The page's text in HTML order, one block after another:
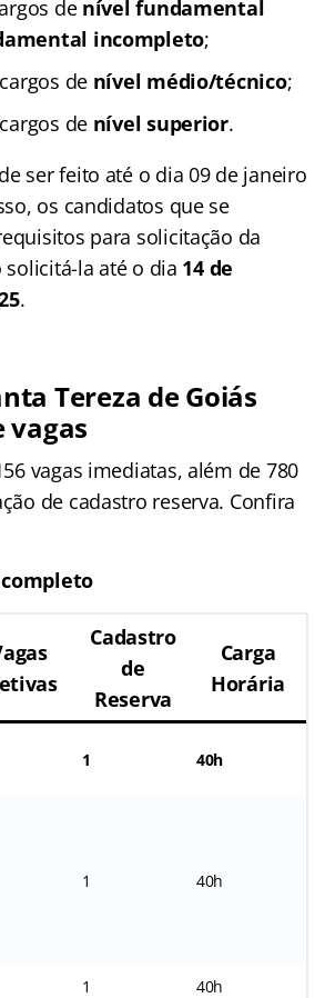
de nível fundamental
incompleto;
de nível médio/técnico;
de nível superior.
ser feito até o dia 09 de janeiro
os candidatos que se
para solicitação da
la até o dia 14 de
.
Tereza de Goiás
vagas
vagas imediatas, além de 780
de cadastro reserva. Confira
Cadastro
de
Reserva
Carga
Horária
1 40h
1 40h
1 40h